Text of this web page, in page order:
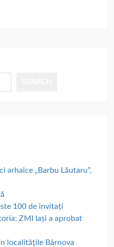
arhaice „Barbu Lăutaru”,
100 de invitați
ZMI Iași a aprobat
localitățile Bârnova